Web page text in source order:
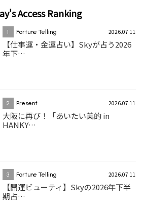
Access Ranking
1 Fortune Telling 2026.07.11
【仕事運・金運占い】Skyが占う2026
年下…
2 Present 2026.07.11
大阪に再び！「あいたい美的 in
HANKY…
3 Fortune Telling 2026.07.11
【開運ビューティ】Skyの2026年下半
期占…